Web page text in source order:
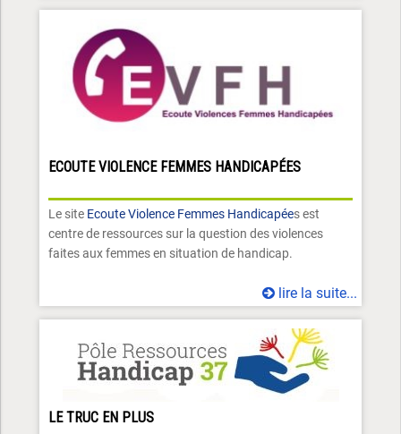
ECOUTE VIOLENCE FEMMES HANDICAPÉES
Le site Ecoute Violence Femmes Handicapées est
centre de ressources sur la question des violences
faites aux femmes en situation de handicap.
lire la suite...
LE TRUC EN PLUS